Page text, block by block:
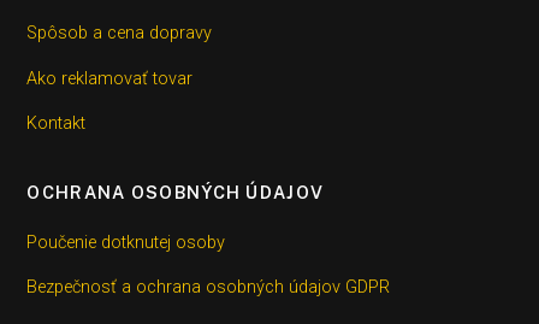
Spôsob a cena dopravy
Ako reklamovať tovar
Kontakt
OCHRANA OSOBNÝCH ÚDAJOV
Poučenie dotknutej osoby
Bezpečnosť a ochrana osobných údajov GDPR